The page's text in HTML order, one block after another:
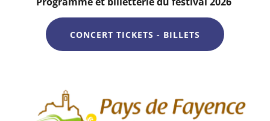
CONCERT TICKETS - BILLETS